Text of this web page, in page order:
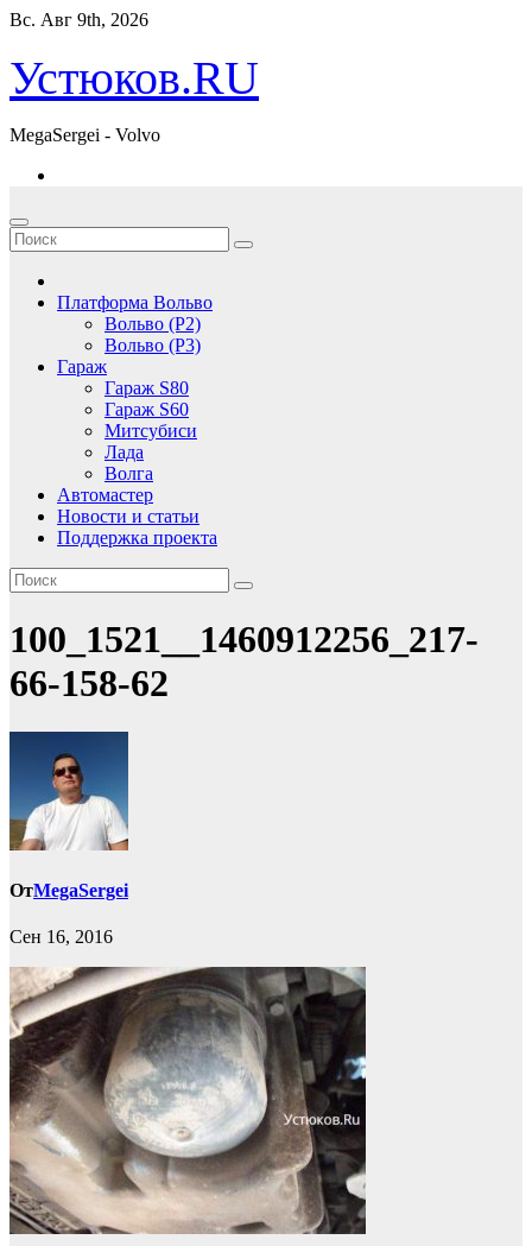
Перейти
содержимому
Вс. Авг 9th, 2026
Устюков.RU
MegaSergei - Volvo
Платформа Вольво
Вольво (P2)
Вольво (P3)
Гараж
Гараж S80
Гараж S60
Митсубиси
Лада
Волга
Автомастер
Новости и статьи
Поддержка проекта
100_1521__1460912256_217-
66-158-62
ОтMegaSergei
Сен 16, 2016